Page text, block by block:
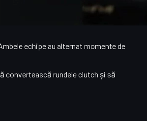
echipe au alternat momente de
convertească rundele clutch și să